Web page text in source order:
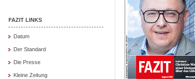
FAZIT LINKS
Datum
Der Standard
Die Presse
Kleine Zeitung